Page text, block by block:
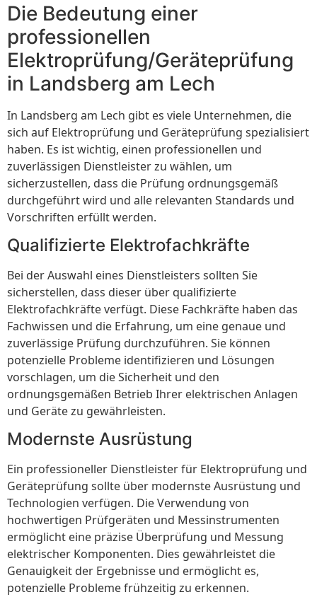
Die Bedeutung einer
professionellen
Elektroprüfung/Geräteprüfung
in Landsberg am Lech
In Landsberg am Lech gibt es viele Unternehmen, die
sich auf Elektroprüfung und Geräteprüfung spezialisiert
haben. Es ist wichtig, einen professionellen und
zuverlässigen Dienstleister zu wählen, um
sicherzustellen, dass die Prüfung ordnungsgemäß
durchgeführt wird und alle relevanten Standards und
Vorschriften erfüllt werden.
Qualifizierte Elektrofachkräfte
Bei der Auswahl eines Dienstleisters sollten Sie
sicherstellen, dass dieser über qualifizierte
Elektrofachkräfte verfügt. Diese Fachkräfte haben das
Fachwissen und die Erfahrung, um eine genaue und
zuverlässige Prüfung durchzuführen. Sie können
potenzielle Probleme identifizieren und Lösungen
vorschlagen, um die Sicherheit und den
ordnungsgemäßen Betrieb Ihrer elektrischen Anlagen
und Geräte zu gewährleisten.
Modernste Ausrüstung
Ein professioneller Dienstleister für Elektroprüfung und
Geräteprüfung sollte über modernste Ausrüstung und
Technologien verfügen. Die Verwendung von
hochwertigen Prüfgeräten und Messinstrumenten
ermöglicht eine präzise Überprüfung und Messung
elektrischer Komponenten. Dies gewährleistet die
Genauigkeit der Ergebnisse und ermöglicht es,
potenzielle Probleme frühzeitig zu erkennen.